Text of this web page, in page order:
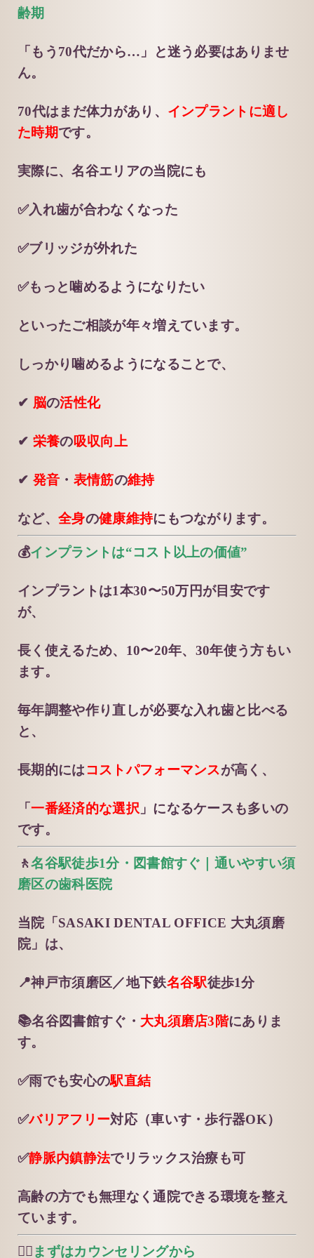
齢期
「もう70代だから…」と迷う必要はありませ
ん。
70代はまだ体力があり、 インプラントに適し
た時期です。
実際に、名谷エリアの当院にも
✅入れ歯が合わなくなった
✅ブリッジが外れた
✅もっと噛めるようになりたい
といったご相談が年々増えています。
しっかり噛めるようになることで、
✔ 脳の活性化
✔ 栄養の吸収向上
✔ 発音 ・ 表情筋の維持
など、 全身の健康維持にもつながります。
💰インプラントは“コスト以上の価値”
インプラントは1本30〜50万円が目安です
が、
長く使えるため、10〜20年、30年使う方もい
ます。
毎年調整や作り直しが必要な入れ歯と比べる
と、
長期的にはコストパフォーマンスが高く、
「一番経済的な選択 」になるケースも多いの
です。
🚶名谷駅徒歩1分・図書館すぐ｜通いやすい須
磨区の歯科医院
当院「SASAKI DENTAL OFFICE 大丸須磨
院」は、
📍神戸市須磨区／地下鉄名谷駅徒歩1分
📚名谷図書館すぐ・ 大丸須磨店3階にありま
す。
✅雨でも安心の駅直結
✅バリアフリー対応（車いす・歩行器OK）
✅静脈内鎮静法でリラックス治療も可
高齢の方でも無理なく通院できる環境を整え
ています。
👩‍⚕️ まずはカウンセリングから